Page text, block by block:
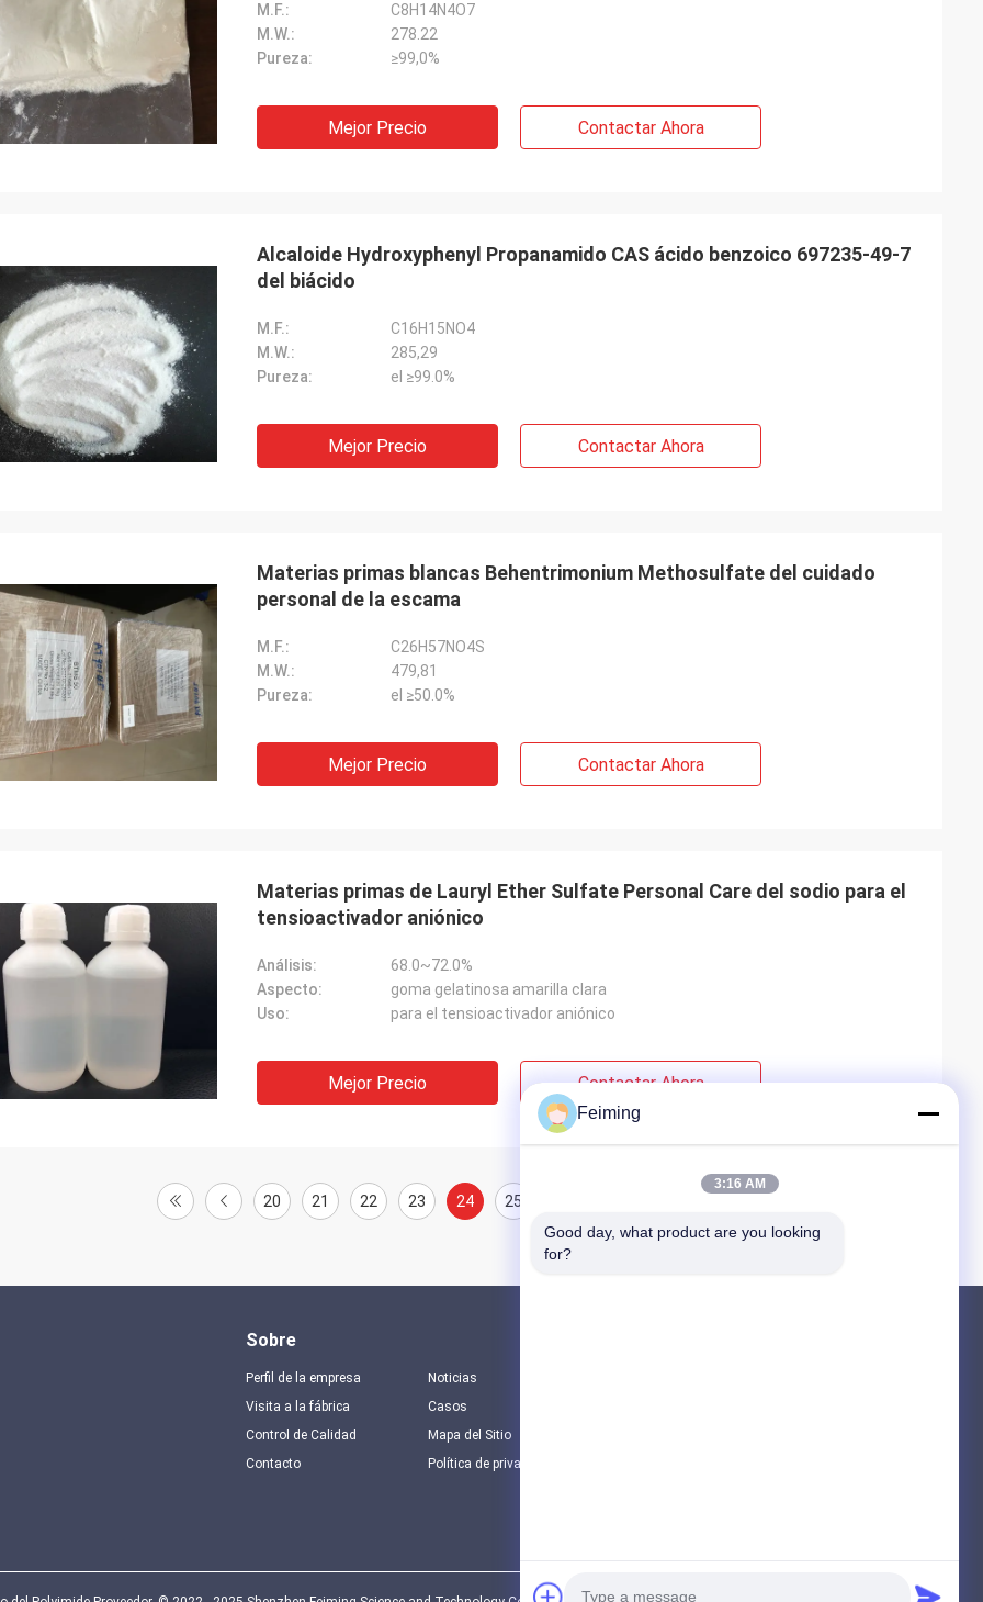
M.F.:
C8H14N4O7
M.W.:
278.22
Pureza:
≥99,0%
Mejor Precio Contactar Ahora
Alcaloide Hydroxyphenyl Propanamido CAS ácido benzoico 697235-49-7
del biácido
M.F.:
C16H15NO4
M.W.:
285,29
Pureza:
el ≥99.0%
Mejor Precio Contactar Ahora
Materias primas blancas Behentrimonium Methosulfate del cuidado
personal de la escama
M.F.:
C26H57NO4S
M.W.:
479,81
Pureza:
el ≥50.0%
Mejor Precio Contactar Ahora
Materias primas de Lauryl Ether Sulfate Personal Care del sodio para el
tensioactivador aniónico
Análisis:
68.0~72.0%
Aspecto:
goma gelatinosa amarilla clara
Uso:
para el tensioactivador aniónico
Mejor Precio Contactar Ahora
20 21 22 23 24 25
Sobre
Perfil de la empresa
Visita a la fábrica
Control de Calidad
Contacto
Noticias
Casos
Mapa del Sitio
Política de privacidad
Feiming
3:16 AM
Good day, what product are you looking
for?